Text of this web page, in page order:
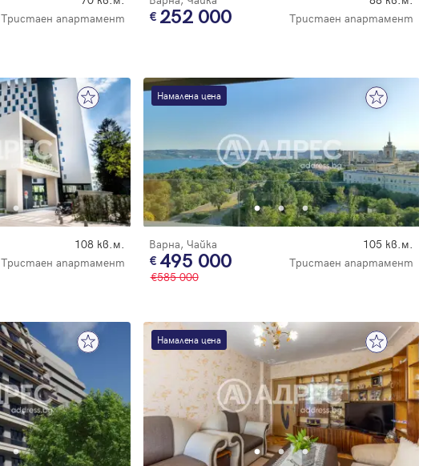
Тристаен апартамент
252 000 Тристаен апартамент
108 кв.м.
Тристаен апартамент
Намалена цена
Варна, Чайка 105 кв.м.
495 000
Тристаен апартамент
585 000
Намалена цена